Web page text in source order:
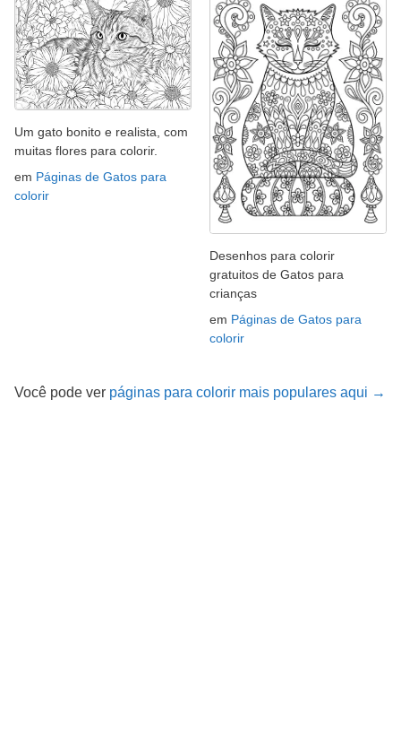
Um gato bonito e realista, com
muitas flores para colorir.
em Páginas de Gatos para
colorir
Desenhos para colorir
gratuitos de Gatos para
crianças
em Páginas de Gatos para
colorir
Você pode ver páginas para colorir mais populares aqui →